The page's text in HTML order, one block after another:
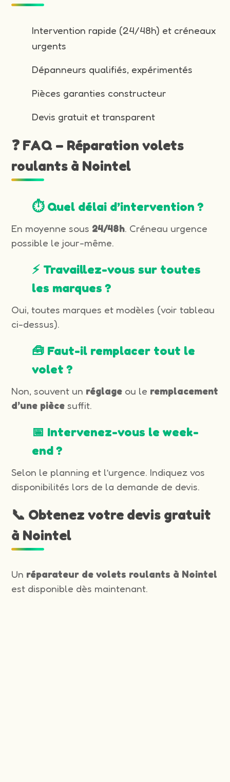
Intervention rapide (24/48h) et créneaux
urgents
Dépanneurs qualifiés, expérimentés
Pièces garanties constructeur
Devis gratuit et transparent
❓ FAQ – Réparation volets
roulants à Nointel
⏱️ Quel délai d’intervention ?
En moyenne sous 24/48h. Créneau urgence
possible le jour-même.
⚡ Travaillez-vous sur toutes
les marques ?
Oui, toutes marques et modèles (voir tableau
ci-dessus).
🧰 Faut-il remplacer tout le
volet ?
Non, souvent un réglage ou le remplacement
d’une pièce suffit.
📅 Intervenez-vous le week-
end ?
Selon le planning et l’urgence. Indiquez vos
disponibilités lors de la demande de devis.
📞 Obtenez votre devis gratuit
à Nointel
Un réparateur de volets roulants à Nointel
est disponible dès maintenant.